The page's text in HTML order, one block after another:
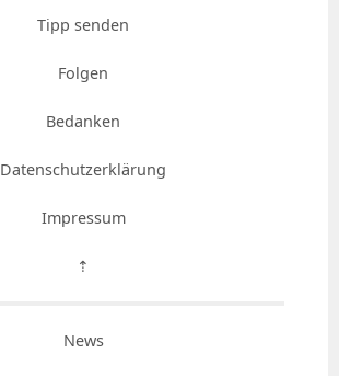
Tipp senden
Folgen
Bedanken
Datenschutzerklärung
Impressum
⇡
News